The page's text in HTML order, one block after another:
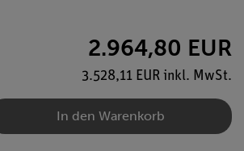
2.964,80 EUR
3.528,11 EUR inkl. MwSt.
In den Warenkorb